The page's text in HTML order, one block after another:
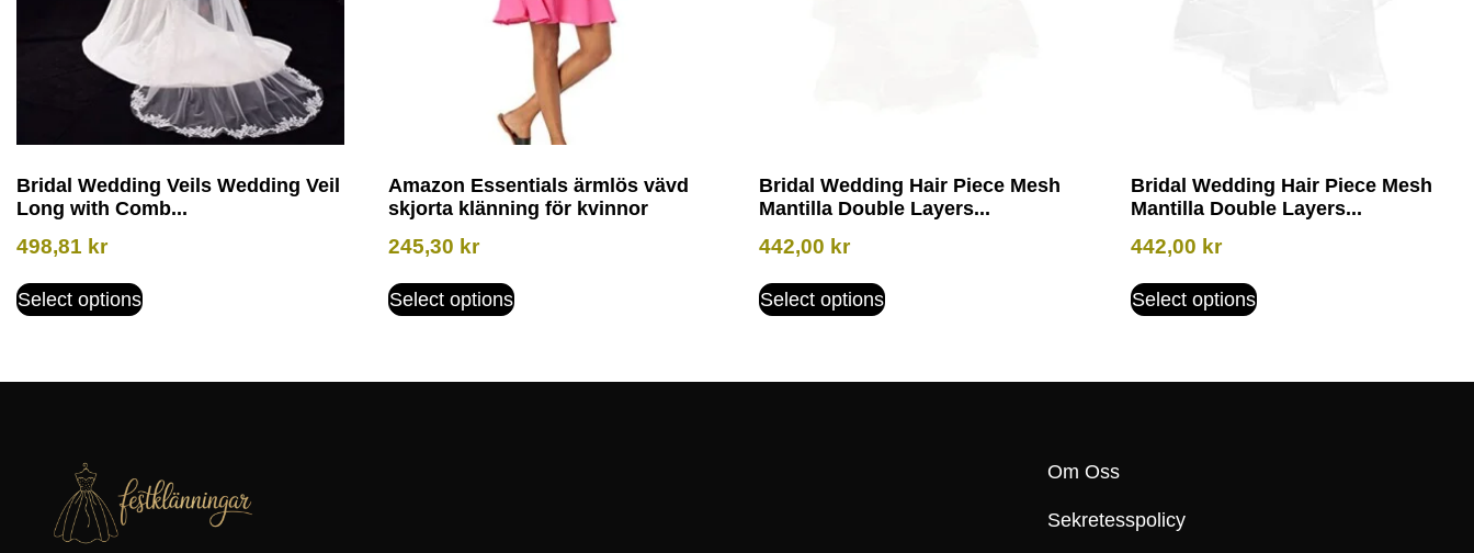
Bridal Wedding Veils Wedding Veil
Long with Comb...
498,81 kr
Select options
Amazon Essentials ärmlös vävd
skjorta klänning för kvinnor
245,30 kr
Select options
Bridal Wedding Hair Piece Mesh
Mantilla Double Layers...
442,00 kr
Select options
Bridal Wedding Hair Piece Mesh
Mantilla Double Layers...
442,00 kr
Select options
Om Oss
Sekretesspolicy